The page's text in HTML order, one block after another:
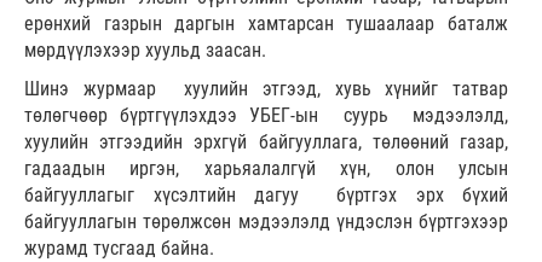
ерөнхий газрын даргын хамтарсан тушаалаар баталж
мөрдүүлэхээр хуульд заасан.
Шинэ журмаар хуулийн этгээд, хувь хүнийг татвар
төлөгчөөр бүртгүүлэхдээ УБЕГ-ын суурь мэдээлэлд,
хуулийн этгээдийн эрхгүй байгууллага, төлөөний газар,
гадаадын иргэн, харьяалалгүй хүн, олон улсын
байгууллагыг хүсэлтийн дагуу бүртгэх эрх бүхий
байгууллагын төрөлжсөн мэдээлэлд үндэслэн бүртгэхээр
журамд тусгаад байна.